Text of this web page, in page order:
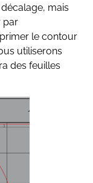
mais
par
le contour
utiliserons
des feuilles